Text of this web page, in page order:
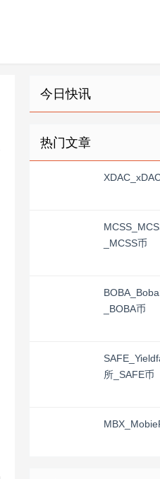
今日快讯
热门文章
_MCSS币
_BOBA币
所_SAFE币